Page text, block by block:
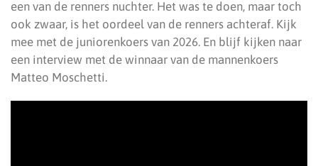
een van de renners nuchter. Het was te doen, maar toch
ook zwaar, is het oordeel van de renners achteraf. Kijk
mee met de juniorenkoers van 2026. En blijf kijken naar
een interview met de winnaar van de mannenkoers
Matteo Moschetti.